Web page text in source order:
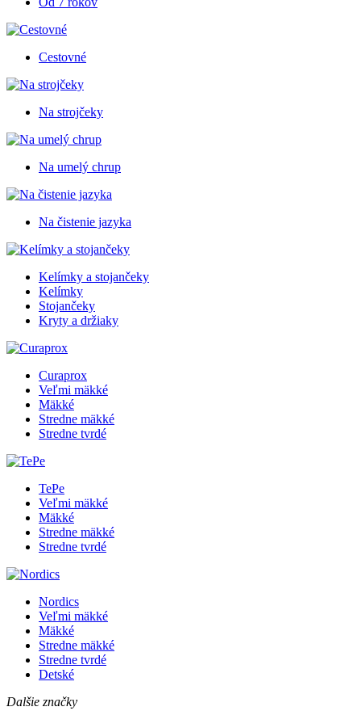
Cestovné
Na strojčeky
Na umelý chrup
Na čistenie jazyka
Kelímky a stojančeky
Kelímky
Stojančeky
Kryty a držiaky
Curaprox
Veľmi mäkké
Mäkké
Stredne mäkké
Stredne tvrdé
TePe
Veľmi mäkké
Mäkké
Stredne mäkké
Stredne tvrdé
Nordics
Veľmi mäkké
Mäkké
Stredne mäkké
Stredne tvrdé
Detské
Dalšie značky